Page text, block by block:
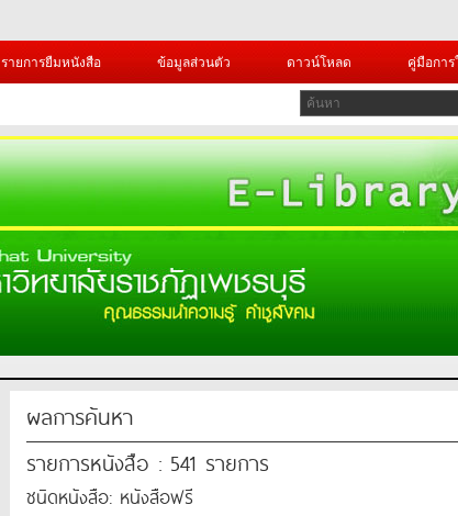
รายการยืมหนังสือ ข้อมูลส่วนตัว ดาวน์โหลด คู่มือการ
ผลการค้นหา
รายการหนังสือ : 541 รายการ
ชนิดหนังสือ: หนังสือฟรี